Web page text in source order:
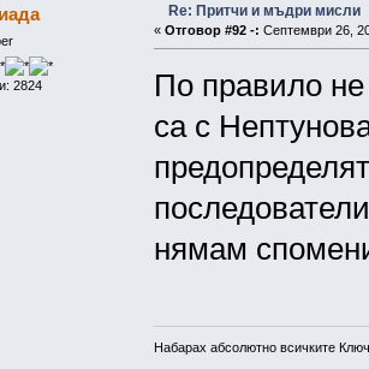
2824
Re: Притчи и мъдри мисли
« Отговор #92 -: Септември 26,
По правило
са с
нямам
Набарах абсолютно всичките